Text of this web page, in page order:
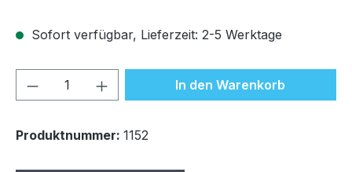
Sofort verfügbar, Lieferzeit: 2-5 Werktage
Produkt Anzahl: Gib denIn den Warenkorb
Produktnummer: 1152